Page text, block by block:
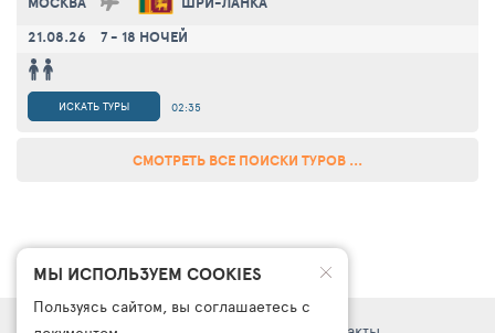
21.08.26
7 - 18 НОЧЕЙ
02:35
ИСКАТЬ ТУРЫ
СМОТРЕТЬ ВСЕ ПОИСКИ ТУРОВ ...
МЫ ИСПОЛЬЗУЕМ COOKIES
Пользуясь сайтом, вы соглашаетесь с